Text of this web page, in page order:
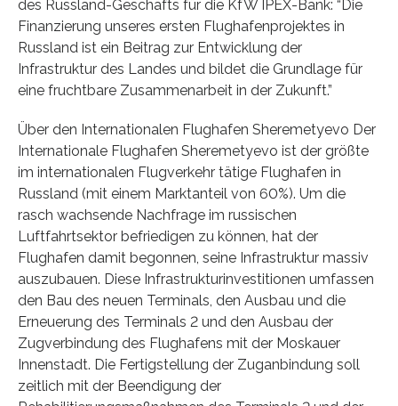
des Russland-Geschäfts für die KfW IPEX-Bank: “Die
Finanzierung unseres ersten Flughafenprojektes in
Russland ist ein Beitrag zur Entwicklung der
Infrastruktur des Landes und bildet die Grundlage für
eine fruchtbare Zusammenarbeit in der Zukunft.”
Über den Internationalen Flughafen Sheremetyevo Der
Internationale Flughafen Sheremetyevo ist der größte
im internationalen Flugverkehr tätige Flughafen in
Russland (mit einem Marktanteil von 60%). Um die
rasch wachsende Nachfrage im russischen
Luftfahrtsektor befriedigen zu können, hat der
Flughafen damit begonnen, seine Infrastruktur massiv
auszubauen. Diese Infrastrukturinvestitionen umfassen
den Bau des neuen Terminals, den Ausbau und die
Erneuerung des Terminals 2 und den Ausbau der
Zugverbindung des Flughafens mit der Moskauer
Innenstadt. Die Fertigstellung der Zuganbindung soll
zeitlich mit der Beendigung der